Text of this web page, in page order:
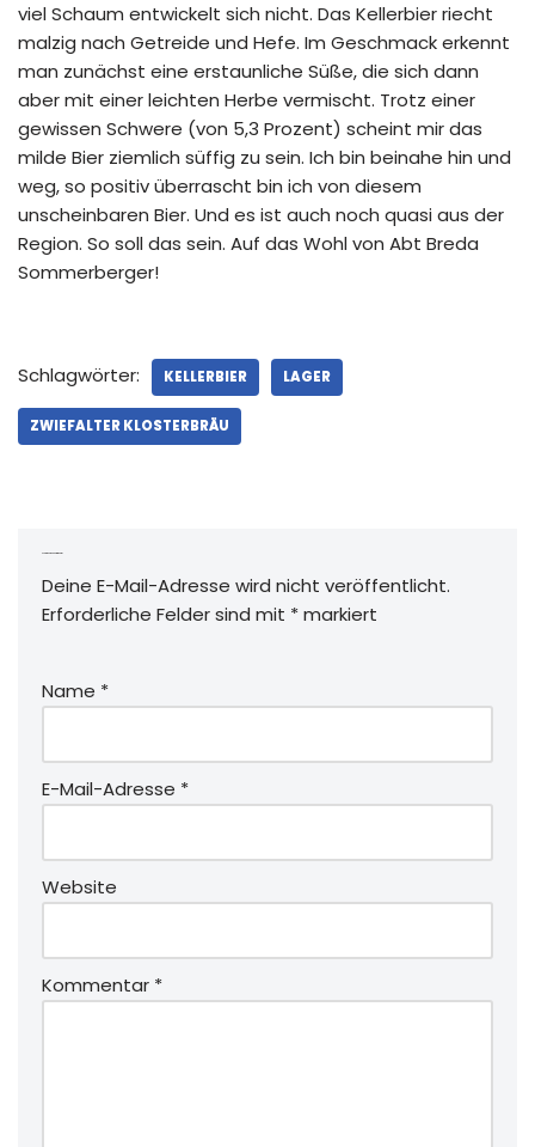
viel Schaum entwickelt sich nicht. Das Kellerbier riecht
malzig nach Getreide und Hefe. Im Geschmack erkennt
man zunächst eine erstaunliche Süße, die sich dann
aber mit einer leichten Herbe vermischt. Trotz einer
gewissen Schwere (von 5,3 Prozent) scheint mir das
milde Bier ziemlich süffig zu sein. Ich bin beinahe hin und
weg, so positiv überrascht bin ich von diesem
unscheinbaren Bier. Und es ist auch noch quasi aus der
Region. So soll das sein. Auf das Wohl von Abt Breda
Sommerberger!
Schlagwörter: KELLERBIER LAGER
ZWIEFALTER KLOSTERBRÄU
Deine E-Mail-Adresse wird nicht veröffentlicht.
Erforderliche Felder sind mit *markiert
Name *
E-Mail-Adresse *
Website
Kommentar *